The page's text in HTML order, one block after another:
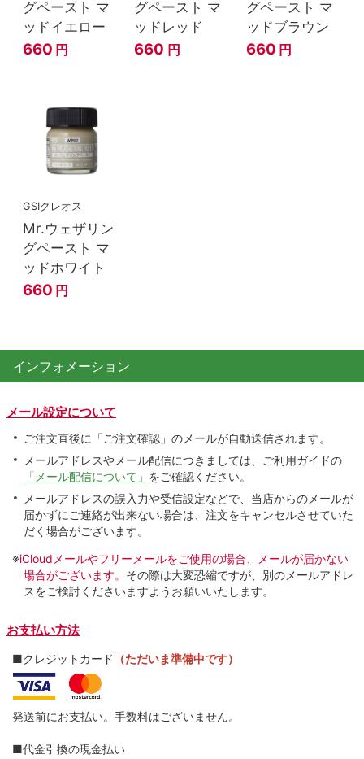
グペースト マ
ッドイエロー
660 円
グペースト マ
ッドレッド
660 円
グペースト マ
ッドブラウン
660 円
GSIクレオス
Mr.ウェザリン
グペースト マ
ッドホワイト
660 円
インフォメーション
メール設定について
ご注文直後に「ご注文確認」のメールが自動送信されます。
メールアドレスやメール配信につきましては、ご利用ガイドの
「メール配信について」 をご確認ください。
メールアドレスの誤入力や受信設定などで、当店からのメールが
届かずにご連絡が出来ない場合は、注文をキャンセルさせていた
だく場合がございます。
※iCloudメールやフリーメールをご使用の場合、メールが届かない
場合がございます。 その際は大変恐縮ですが、別のメールアドレ
スをご検討くださいますようお願いいたします。
お支払い方法
■クレジットカード （ただいま準備中です）
発送前にお支払い。手数料はございません。
■代金引換の現金払い